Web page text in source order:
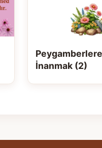
Peygamberlere
İnanmak (2)